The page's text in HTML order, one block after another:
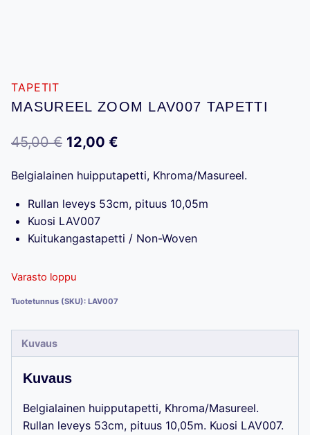
TAPETIT
MASUREEL ZOOM LAV007 TAPETTI
45,00€ Alkuperäinen
45,00 €.
12,00 €
on:
12,00 €.
Belgialainen huipputapetti, Khroma/Masureel.
Rullan leveys 53cm, pituus 10,05m
Kuosi LAV007
Kuitukangastapetti / Non-Woven
Varasto loppu
Tuotetunnus (SKU): LAV007
Kuvaus
Kuvaus
Belgialainen huipputapetti, Khroma/Masureel.
Rullan leveys 53cm, pituus 10,05m. Kuosi LAV007.